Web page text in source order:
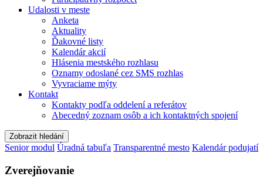
Udalosti v meste
Anketa
Aktuality
Ďakovné listy
Kalendár akcií
Hlásenia mestského rozhlasu
Oznamy odoslané cez SMS rozhlas
Vyvraciame mýty
Kontakt
Kontakty podľa oddelení a referátov
Abecedný zoznam osôb a ich kontaktných spojení
Zobrazit hledání
Senior modul Úradná tabuľa Transparentné mesto Kalendár podujatí
Zverejňovanie